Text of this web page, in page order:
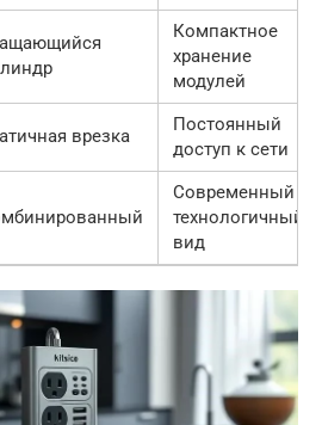
Компактное
хранение
модулей
врезка
Постоянный
доступ к сети
Современный
технологичный
вид